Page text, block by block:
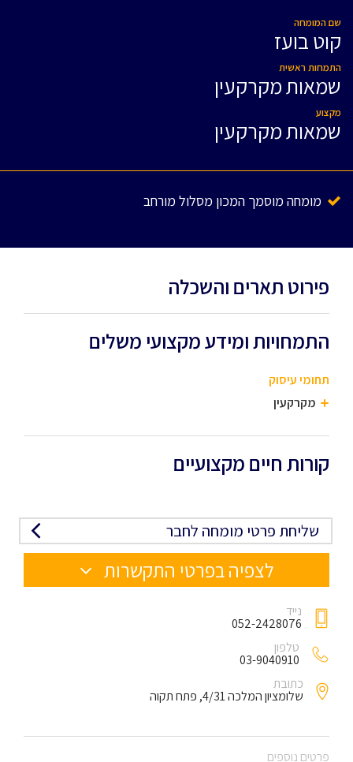
שם המומחה
קוט בועז
התמחות ראשית
שמאות מקרקעין
מקצוע
שמאות מקרקעין
מומחה מוסמך המכון מסלול מורחב
פירוט תארים והשכלה
התמחויות ומידע מקצועי משלים
תחומי עיסוק
מקרקעין
קורות חיים מקצועיים
שליחת פרטי מומחה לחבר
לצפיה בפרטי התקשרות
נייד
052-2428076
טלפון
03-9040910
כתובת
שלומציון המלכה 4/31, פתח תקוה
פרטים נוספים